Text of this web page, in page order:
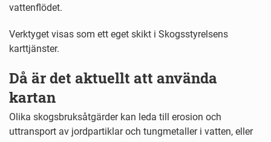
vattenflödet.
Verktyget visas som ett eget skikt i Skogsstyrelsens
karttjänster.
Då är det aktuellt att använda
kartan
Olika skogsbruksåtgärder kan leda till erosion och
uttransport av jordpartiklar och tungmetaller i vatten, eller